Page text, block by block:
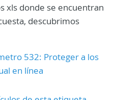
xls donde se encuentran
descubrimos
532: Proteger a los
en línea